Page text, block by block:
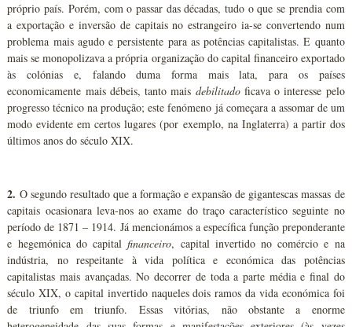
próprio país. Porém, com o passar das décadas, tudo o que se prendia com
a exportação e inversão de capitais no estrangeiro ia-se convertendo num
problema mais agudo e persistente para as potências capitalistas. E quanto
mais se monopolizava a própria organização do capital financeiro exportado
às colónias e, falando duma forma mais lata, para os países
economicamente mais débeis, tanto mais debilitadoficava o interesse pelo
progresso técnico na produção; este fenómeno já começara a assomar de um
modo evidente em certos lugares (por exemplo, na Inglaterra) a partir dos
últimos anos do século XIX.
2. O segundo resultado que a formação e expansão de gigantescas massas de
capitais ocasionara leva-nos ao exame do traço característico seguinte no
período de 1871 – 1914. Já mencionámos a específica função preponderante
e hegemónica do capitalfinanceiro, capital invertido no comércio e na
indústria, no respeitante à vida política e económica das potências
capitalistas mais avançadas. No decorrer de toda a parte média e final do
século XIX, o capital invertido naqueles dois ramos da vida económica foi
de triunfo em triunfo. Essas vitórias, não obstante a enorme